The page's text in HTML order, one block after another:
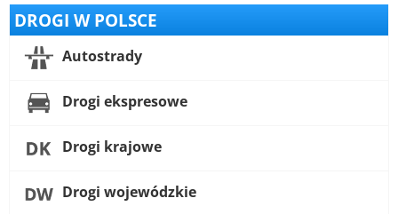
DROGI W POLSCE
Autostrady
Drogi ekspresowe
Drogi krajowe
Drogi wojewódzkie